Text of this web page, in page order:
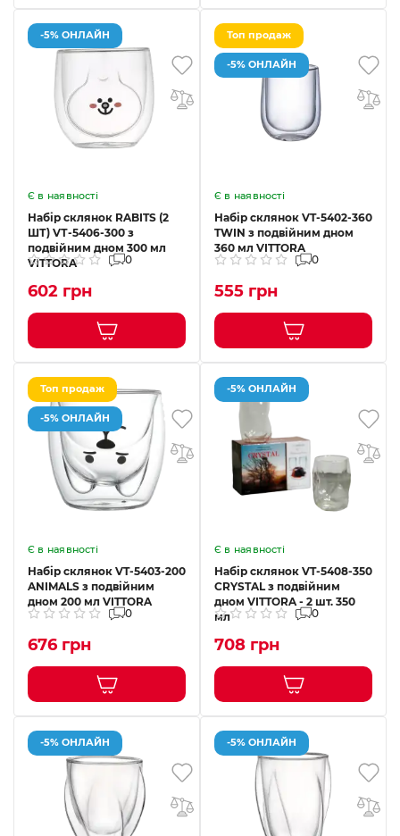
-5% ОНЛАЙН
Є в наявності
Набір склянок RABITS (2
ШТ) VТ-5406-300 з
подвійним дном 300 мл
VITTORA
0
602 грн
Топ продаж
-5% ОНЛАЙН
Є в наявності
Набір склянок VT-5402-360
TWIN з подвійним дном
360 мл VITTORA
0
555 грн
Топ продаж
-5% ОНЛАЙН
Є в наявності
Набір склянок VT-5403-200
ANIMALS з подвійним
дном 200 мл VITTORA
0
676 грн
-5% ОНЛАЙН
Є в наявності
Набір склянок VT-5408-350
CRYSTAL з подвійним
дном VITTORA - 2 шт. 350
мл
0
708 грн
-5% ОНЛАЙН -5% ОНЛАЙН